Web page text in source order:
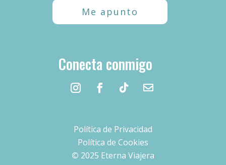
Me apunto
Conecta conmigo
Política de Privacidad
Política de Cookies
© 2025 Eterna Viajera